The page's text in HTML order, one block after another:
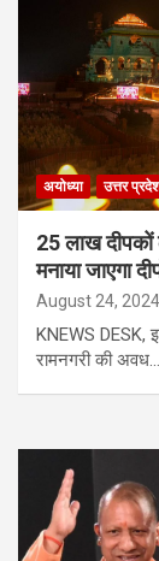
अयोध्या उत्तर
25 लाख
मनाया जाएगा
August 24, 2024
KNEWS DESK,
रामनगरी की अवध…